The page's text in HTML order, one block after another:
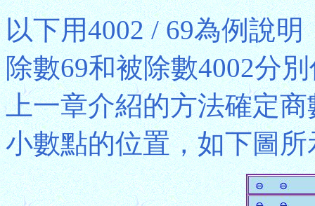
以下用4002 / 69為例說
除數69和被除數4002分
上一章介紹的方法確定
小數點的位置，如下圖所